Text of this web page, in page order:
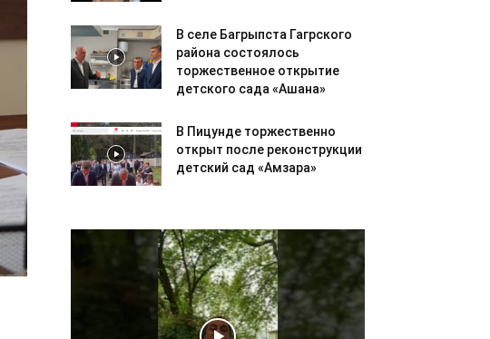
В селе Багрыпста Гагрского
района состоялось
торжественное открытие
детского сада «Ашана»
В Пицунде торжественно
открыт после реконструкции
детский сад «Амзара»